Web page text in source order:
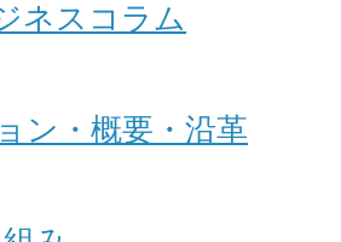
ネスコラム
ン・概要・沿革